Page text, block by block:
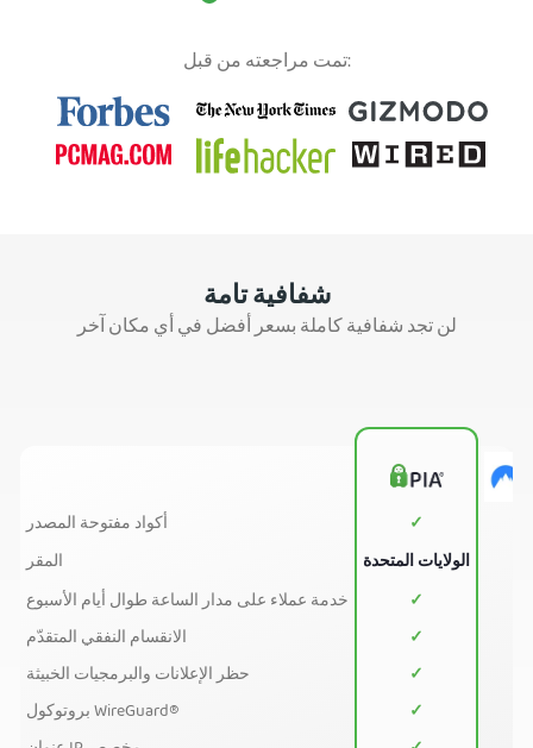
تمت مراجعته من قبل:
شفافية تامة
لن تجد شفافية كاملة بسعر أفضل في أي مكان آخر
أكواد مفتوحة المصدر
✓
المقر
الولايات المتحدة
خدمة عملاء على مدار الساعة طوال أيام الأسبوع
✓
الانقسام النفقي المتقدّم
✓
حظر الإعلانات والبرمجيات الخبيثة
✓
بروتوكول WireGuard®
✓